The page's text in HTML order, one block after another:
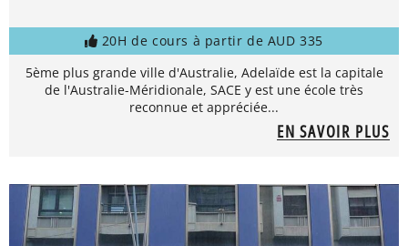
20H de cours à partir de AUD 335
5ème plus grande ville d'Australie, Adelaïde est la capitale
de l'Australie-Méridionale, SACE y est une école très
reconnue et appréciée...
EN SAVOIR PLUS